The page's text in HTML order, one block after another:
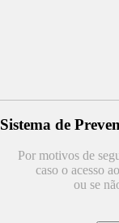
Sistema de
Por motivos de
caso o acesso
ou se